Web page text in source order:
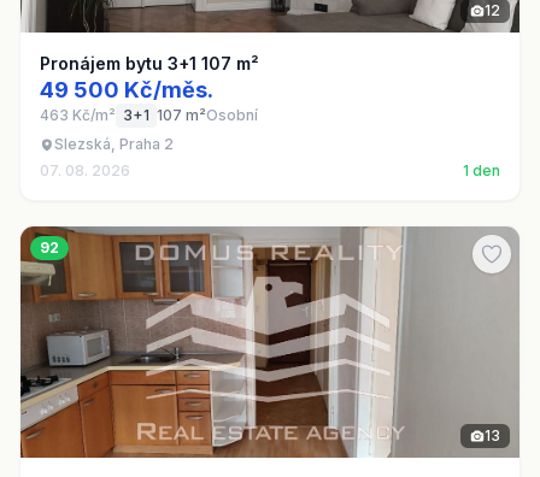
12
Pronájem bytu 3+1 107 m²
49 500 Kč/měs.
463 Kč/m² 3+1 107 m²Osobní
Slezská, Praha 2
07. 08. 2026
1 den
92
13